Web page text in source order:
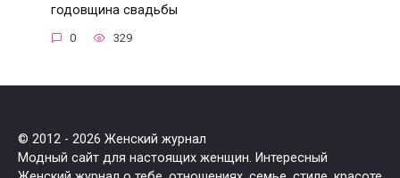
годовщина свадьбы
0 329
© 2012 - 2026 Женский журнал
Модный сайт для настоящих женщин. Интересный